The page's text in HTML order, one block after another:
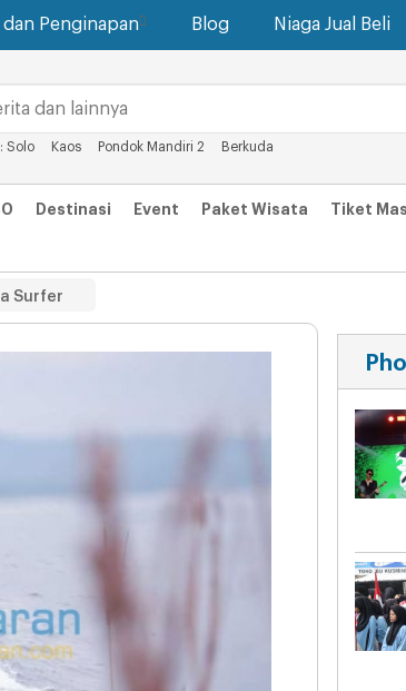
dan Penginapan Blog Niaga Jual Beli
Solo Kaos Pondok Mandiri 2 Berkuda
Destinasi Event Paket Wisata Tiket
Surfer